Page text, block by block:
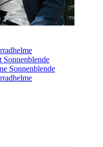
Sonnenblende
Sonnenblende